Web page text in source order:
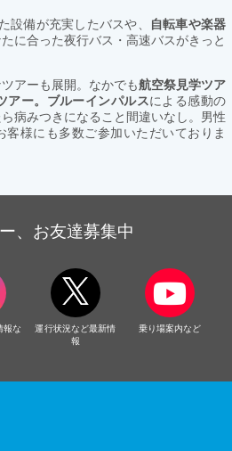
設備が充実したバスや、
自転車や楽器
に合った夜行バス・高速バスがきっと
アーも展開。なかでも航空祭見学ツア
アー。ブルーインパルスによる感動の
病みつきになること間違いなし。男性
客様にも多数ご参加いただいておりま
、お友達募集中
報な
運行状況など最新情
報
乗り場案内など